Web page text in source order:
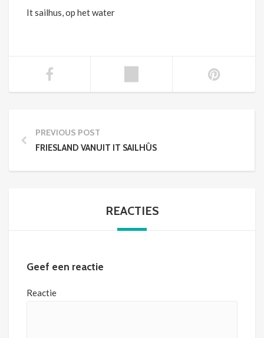
It sailhus, op het water
PREVIOUS POST
FRIESLAND VANUIT IT SAILHÛS
REACTIES
Geef een reactie
Reactie